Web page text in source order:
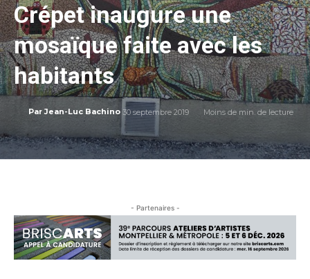
Crépet inaugure une
mosaïque faite avec les
habitants
Par Jean-Luc Bachino 30 septembre 2019 Moins de min. de lecture
- Partenaires -